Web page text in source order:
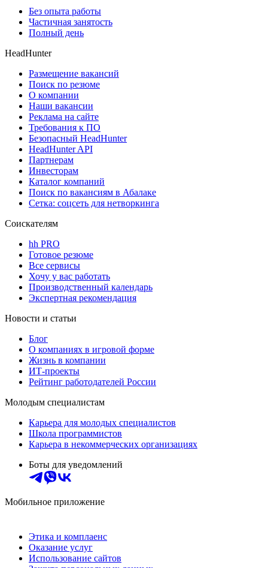
Без опыта работы
Частичная занятость
Полный день
HeadHunter
Размещение вакансий
Поиск по резюме
О компании
Наши вакансии
Реклама на сайте
Требования к ПО
Безопасный HeadHunter
HeadHunter API
Партнерам
Инвесторам
Каталог компаний
Поиск по вакансиям в Абалаке
Сетка: соцсеть для нетворкинга
Соискателям
hh PRO
Готовое резюме
Все сервисы
Хочу у вас работать
Производственный календарь
Экспертная рекомендация
Новости и статьи
Блог
О компаниях в игровой форме
Жизнь в компании
ИТ-проекты
Рейтинг работодателей России
Молодым специалистам
Карьера для молодых специалистов
Школа программистов
Карьера в некоммерческих организациях
Боты для уведомлений
Мобильное приложение
Этика и комплаенс
Оказание услуг
Использование сайтов